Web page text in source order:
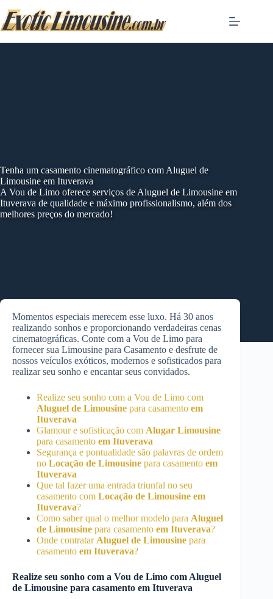
to
content
Tenha um casamento cinematográfico com Aluguel de
Limousine em Ituverava
A Vou de Limo oferece serviços de Aluguel de Limousine em
Ituverava de qualidade e máximo profissionalismo, além dos
melhores preços do mercado!
Momentos especiais merecem esse luxo. Há 30 anos
realizando sonhos e proporcionando verdadeiras cenas
cinematográficas. Conte com a Vou de Limo para
fornecer sua Limousine para Casamento e desfrute de
nossos veículos exóticos, modernos e sofisticados para
realizar seu sonho e encantar seus convidados.
Realize seu sonho com a Vou de Limo com
Aluguel de Limousine para casamento em
Ituverava
Glamour e sofisticação com Alugar Limousine
para casamento em Ituverava
Segurança e pontualidade são palavras de ordem
no Locação de Limousine para casamento em
Ituverava
Que tal fazer uma entrada triunfal no seu
casamento com Locação de Limousine em
Ituverava?
Como saber qual o melhor modelo para Aluguel
de Limousine para casamento em Ituverava?
Onde contratar Aluguel de Limousine para
casamento em Ituverava?
Realize seu sonho com a Vou de Limo com Aluguel
de Limousine para casamento em Ituverava